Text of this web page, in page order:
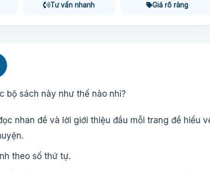
Tư vấn nhanh Giá rõ ràng
bộ sách này như thế nào nhỉ?
nhan đề và lời giới thiệu đầu mỗi trang để hiểu
theo số thứ tự.